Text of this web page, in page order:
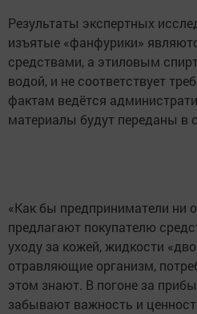
Результаты экспертных
изъятые «фанфурики»
средствами, а этиловым
водой, и не соответствует
фактам ведётся
материалы будут переданы в
«Как бы предприниматели ни
предлагают покупателю
уходу за кожей, жидкости
отравляющие организм,
этом знают. В погоне за
забывают важность и